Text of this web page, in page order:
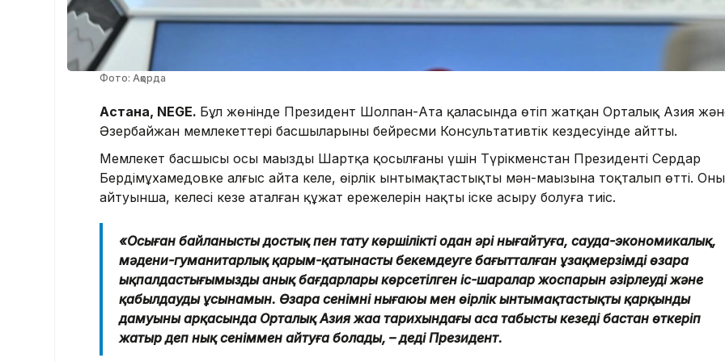
Фото: Ақорда
Астана, NEGE. Бұл жөнінде Президент Шолпан-Ата қаласында өтіп жатқан Орталық Азия
Әзербайжан мемлекеттері басшыларының бейресми Консультативтік кездесуінде айтты.
Мемлекет басшысы осы маңызды Шартқа қосылғаны үшін Түрікменстан Президенті Сердар
Бердімұхамедовке алғыс айта келе, өңірлік ынтымақтастықтың мән-маңызына тоқталып өтті. Оның
айтуынша, келесі кезең аталған құжат ережелерін нақты іске асыру болуға тиіс.
«Осыған байланысты достық пен тату көршілікті одан әрі нығайтуға, сауда-экономикалық,
мәдени-гуманитарлық қарым-қатынасты бекемдеуге бағытталған ұзақмерзімді өзара
ықпалдастығымыздың анық бағдарлары көрсетілген іс-шаралар жоспарын әзірлеуді және
қабылдауды ұсынамын. Өзара сенімнің нығаюы мен өңірлік ынтымақтастықтың қарқынды
дамуының арқасында Орталық Азия жаңа тарихындағы аса табысты кезеңді бастан өткеріп
жатыр деп нық сеніммен айтуға болады, – деді Президент.